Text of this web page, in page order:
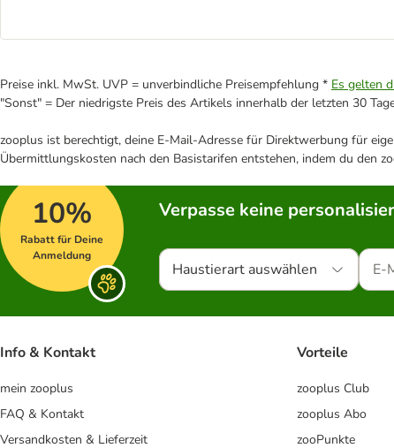
Preise inkl. MwSt. UVP = unverbindliche Preisempfehlung * Es gelten
"Sonst" = Der niedrigste Preis des Artikels innerhalb der letzten 30
zooplus ist berechtigt, deine E-Mail-Adresse für Direktwerbung für
Übermittlungskosten nach den Basistarifen entstehen, indem du den
10%
Rabatt für Deine
Anmeldung
Verpasse keine
Haustierart auswählen
Info & Kontakt
mein zooplus
FAQ & Kontakt
Versandkosten & Lieferzeit
Vorteile
zooplus Club
zooplus Abo
zooPunkte